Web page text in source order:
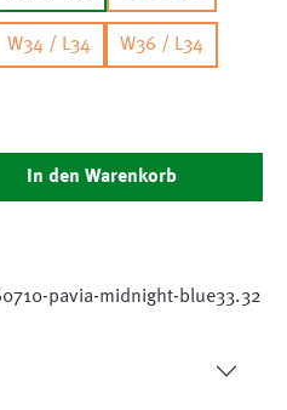
W34 / L34 W36 / L34
gewünschten Wert
In den Warenkorb
pavia-midnight-blue33.32